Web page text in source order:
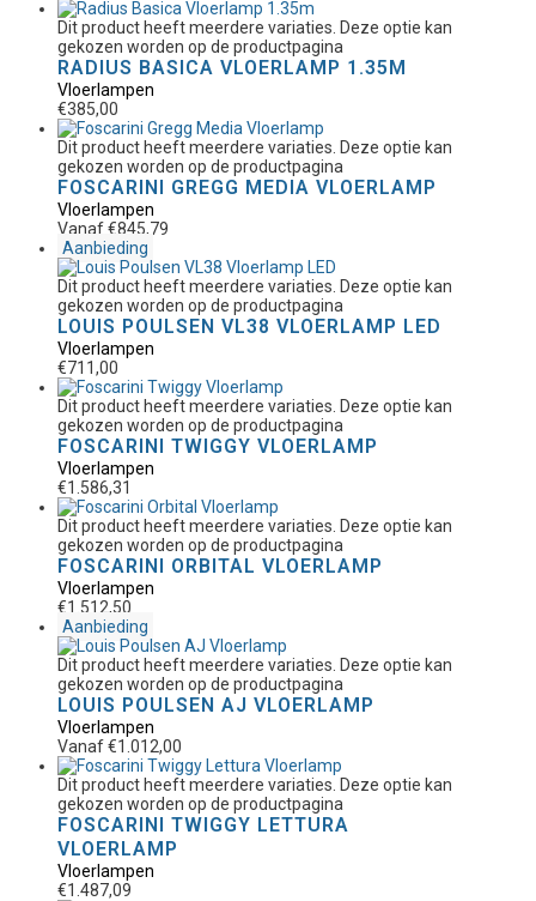
Dit product heeft meerdere variaties. Deze optie kan
gekozen worden op de productpagina
RADIUS BASICA VLOERLAMP 1.35M
Vloerlampen
€385,00
Dit product heeft meerdere variaties. Deze optie kan
gekozen worden op de productpagina
FOSCARINI GREGG MEDIA VLOERLAMP
Vloerlampen
Vanaf€845,79
Aanbieding
Dit product heeft meerdere variaties. Deze optie kan
gekozen worden op de productpagina
LOUIS POULSEN VL38 VLOERLAMP LED
Vloerlampen
€711,00
Dit product heeft meerdere variaties. Deze optie kan
gekozen worden op de productpagina
FOSCARINI TWIGGY VLOERLAMP
Vloerlampen
€1.586,31
Dit product heeft meerdere variaties. Deze optie kan
gekozen worden op de productpagina
FOSCARINI ORBITAL VLOERLAMP
Vloerlampen
€1.512,50
Aanbieding
Dit product heeft meerdere variaties. Deze optie kan
gekozen worden op de productpagina
LOUIS POULSEN AJ VLOERLAMP
Vloerlampen
Vanaf€1.012,00
Dit product heeft meerdere variaties. Deze optie kan
gekozen worden op de productpagina
FOSCARINI TWIGGY LETTURA
VLOERLAMP
Vloerlampen
€1.487,09